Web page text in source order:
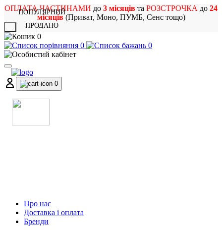
ОПЛАТА ЧАСТИНАМИ до 3 місяців та РОЗСТРОЧКА до 24
місяців(Приват, Моно, ПУМБ, Сенс тощо)
0
0
0
0
Про нас
Доставка і оплата
Бренди
ПОПУЛЯРНИЙ
ПРОДАНО